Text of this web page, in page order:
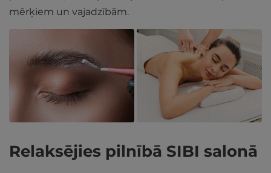
mērķiem un vajadzībām.
Relaksējies pilnībā SIBI salonā